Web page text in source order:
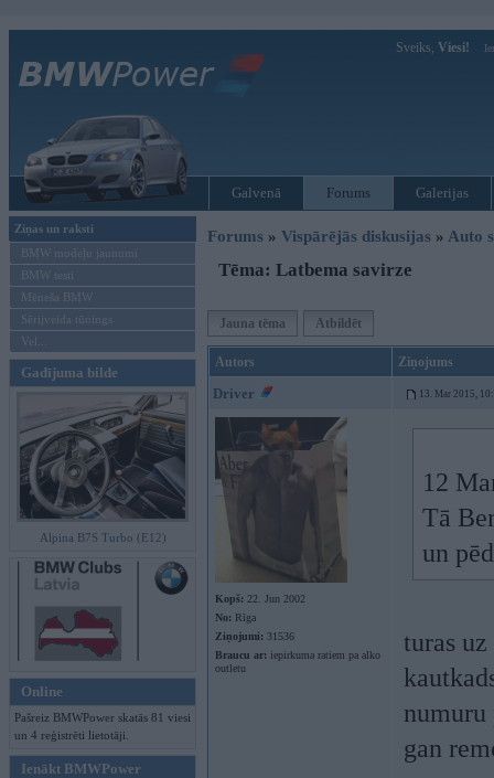
Sveiks, Viesi!
Galvenā Forums Galerijas
Ziņas un raksti
BMW modeļu jaunumi
BMW testi
Mēneša BMW
Sērijveida tūnings
Vel...
Gadījuma bilde
Alpina B7S Turbo (E12)
Online
Pašreiz BMWPower skatās 81 viesi
un 4 reģistrēti lietotāji.
Ienākt BMWPower
Forums » Vispārējās diskusijas » Auto
Tēma: Latbema savirze
Jauna tēma Atbildēt
Autors Ziņojums
Driver 13. Mar 2015,
Kopš: 22. Jun 2002
No: Rīga
Ziņojumi: 31536
Braucu ar: iepirkuma ratiem pa alko
outletu
12
Tā
un
turas
gan